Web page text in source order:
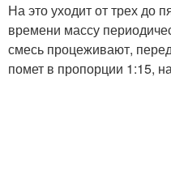
На это уходит от трех до
времени массу
смесь процеживают,
помет в пропорции 1:15,